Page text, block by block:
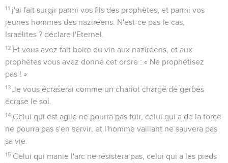
11 j'ai fait surgir parmi vos fils des prophètes, et parmi vos
jeunes hommes des naziréens. N'est-ce pas le cas,
Israélites ? déclare l'Eternel.
12 Et vous avez fait boire du vin aux naziréens, et aux
prophètes vous avez donné cet ordre : « Ne prophétisez
pas ! »
13 Je vous écraserai comme un chariot chargé de gerbes
écrase le sol.
14 Celui qui est agile ne pourra pas fuir, celui qui a de la force
ne pourra pas s'en servir, et l'homme vaillant ne sauvera pas
sa vie.
15 Celui qui manie l'arc ne résistera pas, celui qui a les pieds